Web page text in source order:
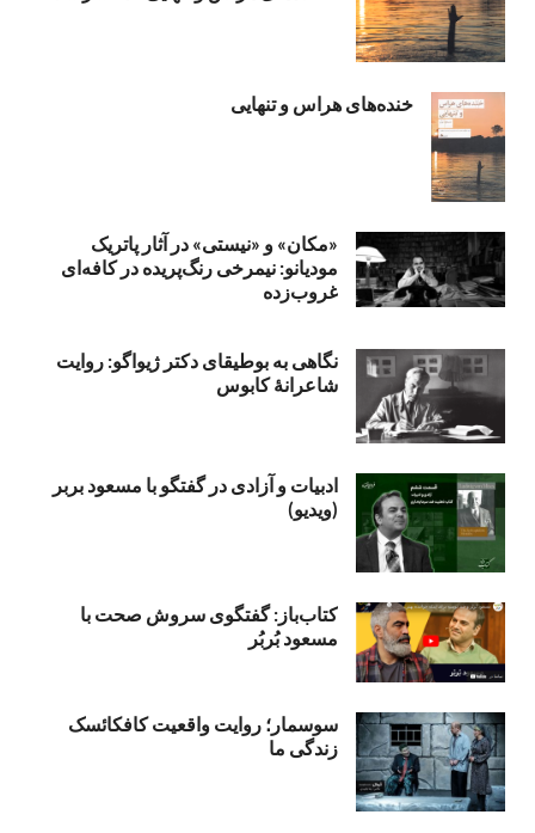
خنده‌های هراس و تنهایی
«مکان» و «نیستی» در آثار پاتریک
مودیانو: نیمرخی رنگ‌پریده در کافه‌ای
غروب‌زده
نگاهی به بوطیقای دکتر ژیواگو: روایت
شاعرانۀ کابوس
ادبیات و آزادی در گفتگو با مسعود بربر
(ویدیو)
کتاب‌باز: گفتگوی سروش صحت با
مسعود بُربُر
سوسمار؛ روایت واقعیت کافکائسک
زندگی ما